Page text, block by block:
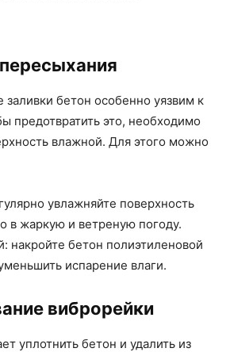
бетон особенно уязвим к
предотвратить это, необходимо
влажной. Для этого можно
увлажняйте поверхность
в жаркую и ветреную погоду.
накройте бетон полиэтиленовой
испарение влаги.
виброрейки
уплотнить бетон и удалить из